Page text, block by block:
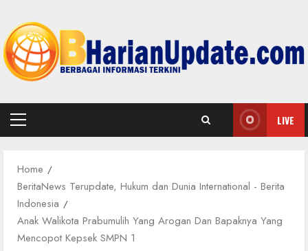
content
Primary
LIVE
Home
BeritaNews Terupdate, Hukum dan Dunia International - Berita
Indonesia
Anak Walikota Prabumulih Yang Arogan Dan Bapaknya Yang
Mencopot Kepsek SMPN 1